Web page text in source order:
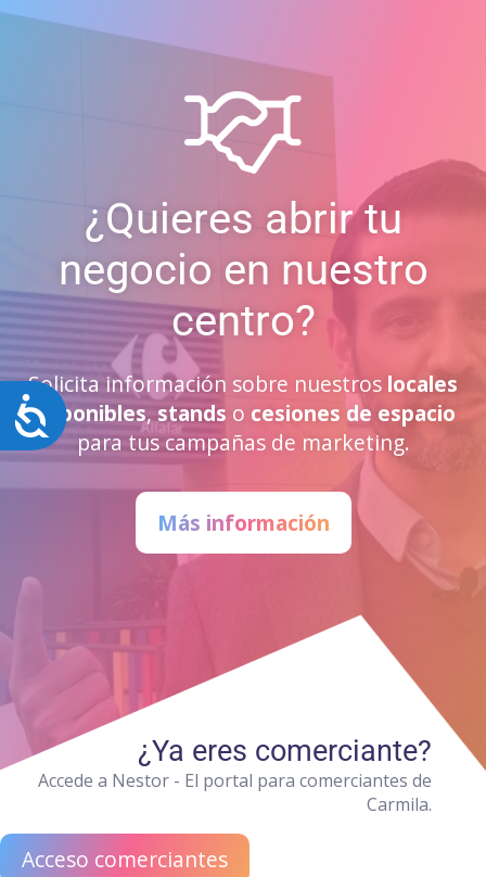
Accesibilidad
¿Quieres abrir tu
negocio en nuestro
centro?
Solicita información sobre nuestros locales
disponibles, stands o cesiones de espacio
para tus campañas de marketing.
Más información
¿Ya eres comerciante?
Accede a Nestor - El portal para comerciantes de
Carmila.
Acceso comerciantes